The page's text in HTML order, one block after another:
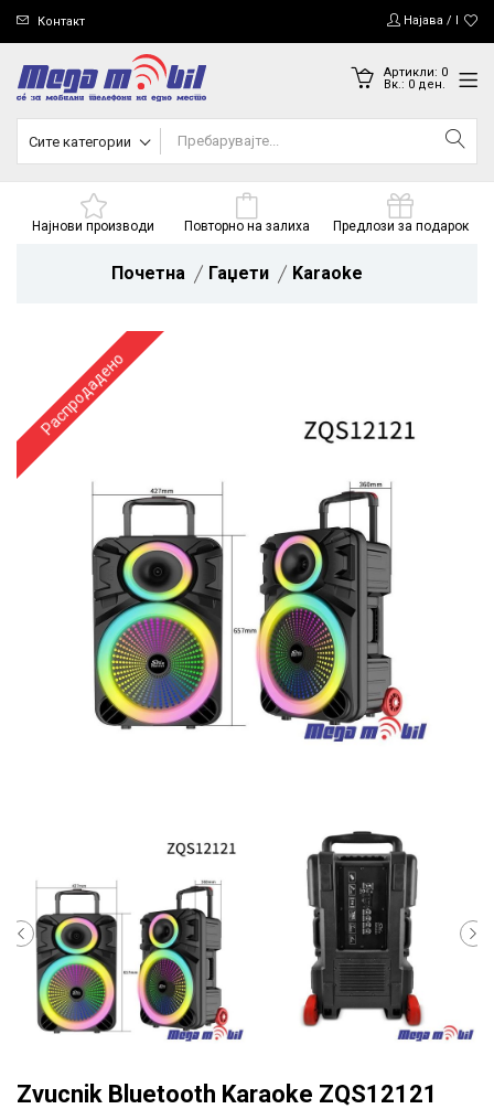
Контакт Најава /
Артикли: 0
Вк.: 0ден.
Сите категории
Најнови производи Повторно на залиха Предлози за подарок
Почетна Гаџети Karaoke
Распродадено
Zvucnik Bluetooth Karaoke ZQS12121